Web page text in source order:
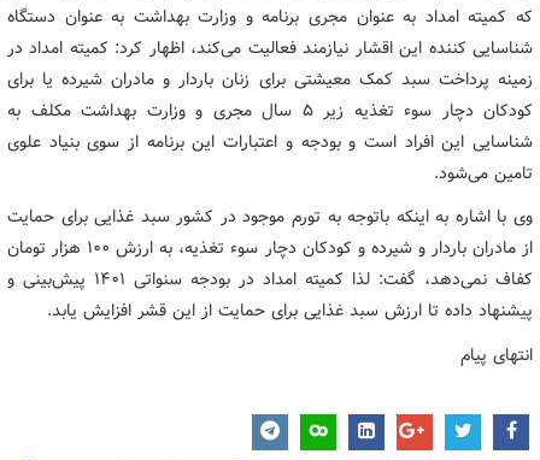
که کمیته امداد به عنوان مجری برنامه و وزارت بهداشت به عنوان دستگاه
شناسایی کننده این اقشار نیازمند فعالیت می‌کند، اظهار کرد: کمیته امداد در
زمینه پرداخت سبد کمک معیشتی برای زنان باردار و مادران شیرده یا برای
کودکان دچار سوء تغذیه زیر ۵ سال مجری و وزارت بهداشت مکلف به
شناسایی این افراد است و بودجه و اعتبارات این برنامه از سوی بنیاد علوی
تامین می‌شود.
وی با اشاره به اینکه باتوجه به تورم موجود در کشور سبد غذایی برای حمایت
از مادران باردار و شیرده و کودکان دچار سوء تغذیه، به ارزش ۱۰۰ هزار تومان
کفاف نمی‌دهد، گفت: لذا کمیته امداد در بودجه سنواتی ۱۴۰۱ پیش‌بینی و
پیشنهاد داده تا ارزش سبد غذایی برای حمایت از این قشر افزایش یابد.
انتهای پیام